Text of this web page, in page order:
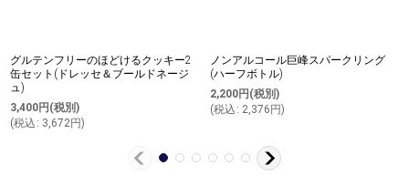
グルテンフリーのほどけるクッキー2
缶セット(ドレッセ＆ブールドネージ
ュ)
3,400円 (税別)
(税込 : 3,672円)
ノンアルコール巨峰スパークリング
(ハーフボトル)
2,200円 (税別)
(税込 : 2,376 円)